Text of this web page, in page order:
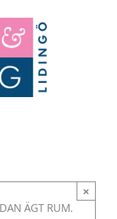
ÄGT RUM.
×